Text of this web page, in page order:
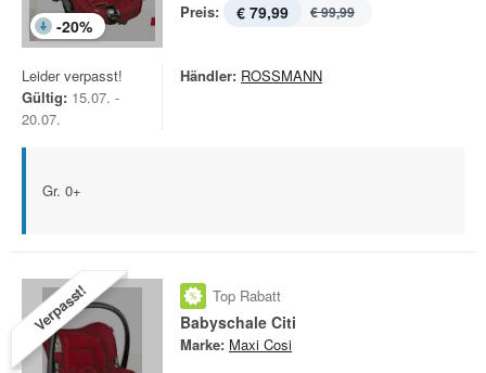
-20%
Preis: € 79,99 € 99,99
Leider verpasst!
Gültig: 15.07. -
20.07.
Händler: ROSSMANN
Gr. 0+
Verpasst! Top Rabatt
Babyschale Citi
Marke: Maxi Cosi